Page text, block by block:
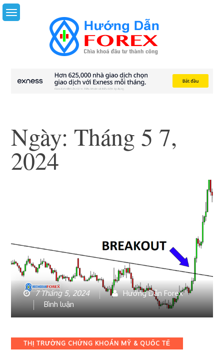
Skip
to
Ngày:Tháng 5 7,
2024
7 Tháng 5, 2024
Hướng Dẫn Forex
Bình luậnbài
viết
dịch
đột
Categories
THỊ TRƯỜNG CHỨNG KHOÁN MỸ & QUỐC TẾ